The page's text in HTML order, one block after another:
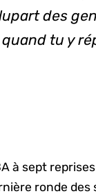
des
tu y
à sept
ronde